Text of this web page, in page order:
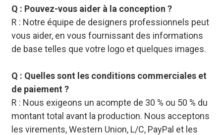
Q : Pouvez-vous aider à la conception ?
R : Notre équipe de designers professionnels peut
vous aider, en vous fournissant des informations
de base telles que votre logo et quelques images.
Q : Quelles sont les conditions commerciales et
de paiement ?
R : Nous exigeons un acompte de 30 % ou 50 % du
montant total avant la production. Nous acceptons
les virements, Western Union, L/C, PayPal et les